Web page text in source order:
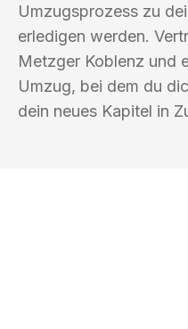
Umzugsprozess zu
erledigen werden.
Metzger Koblenz und
Umzug, bei dem du
dein neues Kapitel in